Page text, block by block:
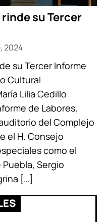
su Tercer
2024
su Tercer Informe
Cultural
Lilia Cedillo
de Labores,
del Complejo
el H. Consejo
como el
Sergio
[…]